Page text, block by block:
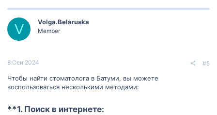
V Volga.Belaruska
Member
8 Сен 2024 #5
Чтобы найти стоматолога в Батуми, вы можете
воспользоваться несколькими методами:
**1. Поиск в интернете: